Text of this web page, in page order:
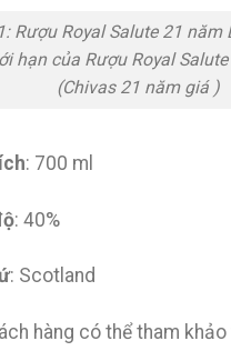
Rượu Royal Salute 21 năm
hạn của Rượu Royal
(Chivas 21 năm giá )
: 700 ml
: 40%
: Scotland
hàng có thể tham